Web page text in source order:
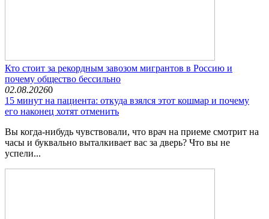
Кто стоит за рекордным завозом мигрантов в Россию и
почему общество бессильно
02.08.20260
15 минут на пациента: откуда взялся этот кошмар и почему
его наконец хотят отменить
Вы когда-нибудь чувствовали, что врач на приеме смотрит на
часы и буквально выталкивает вас за дверь? Что вы не
успели...